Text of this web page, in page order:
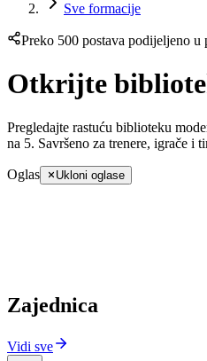
Sve formacije
Preko 500 postava podijeljeno u
Otkrijte
Pregledajte rastuću biblioteku
na 5. Savršeno za trenere, igrače i
Oglas Ukloni oglase
Zajednica
Vidi sve